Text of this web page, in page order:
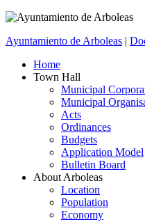
Ayuntamiento de Arboleas |
Home
Town Hall
Municipal
Municipal
Acts
Ordinances
Budgets
Application Model
Bulletin Board
About Arboleas
Location
Population
Economy